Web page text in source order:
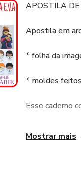
APOSTILA
Apostila em
* folha da
* moldes
Esse caderno
"SANTINHOS 5"
Mostrar mais